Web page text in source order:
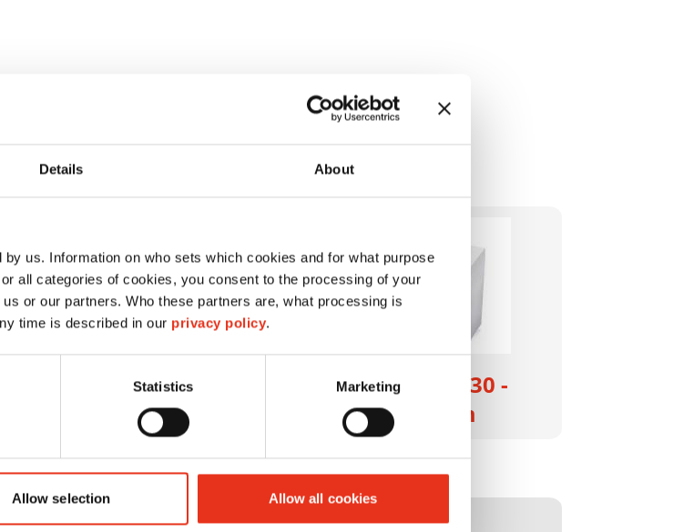
Details About
us. Information on who sets which cookies and for what purpose
all categories of cookies, you consent to the processing of your
or our partners. Who these partners are, what processing is
time is described in our privacy policy.
Statistics Marketing
Allow selection Allow all cookies
-
HSM Pure 530 -
4,5 x 30 mm
HSM Pure 530 -
1,9 x 15 mm
2353111 2352111
4026631054300 4026631054317